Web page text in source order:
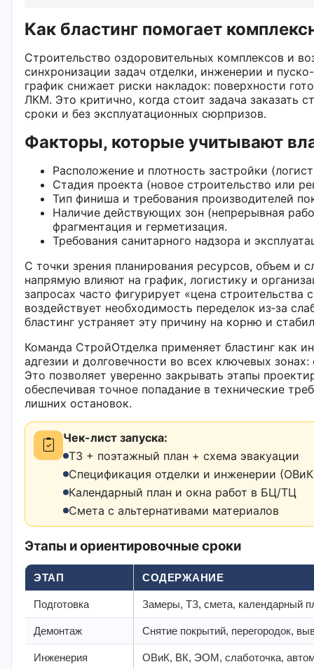
Как бластинг помогает
Строительство оздоровительных комплексов и
синхронизации задач отделки, инженерии и
график снижает риски накладок: поверхности
ЛКМ. Это критично, когда стоит задача заказать
сроки и без эксплуатационных сюрпризов.
Факторы, которые учитывают
Расположение и плотность застройки
Стадия проекта (новое строительство или
Тип финиша и требования производителей
Наличие действующих зон (непрерывная
фрагментация и герметизация.
Требования санитарного надзора и
С точки зрения планирования ресурсов, объем и
напрямую влияют на график, логистику и
запросах часто фигурирует «цена
воздействует необходимость переделок из‑за
бластинг устраняет эту причину на корню и
Команда СтройОтделка применяет бластинг как
адгезии и долговечности во всех ключевых
Это позволяет уверенно закрывать этапы
обеспечивая точное попадание в технические
лишних остановок.
Чек-лист запуска:
ТЗ + поэтажный план + схема эвакуации
Спецификация отделки и инженерии
Календарный план и окна работ в БЦ/ТЦ
Смета с альтернативами материалов
Этапы и ориентировочные сроки
ЭТАП СОДЕРЖАНИЕ
Подготовка Замеры, ТЗ, смета, календарный
Демонтаж Снятие покрытий, перегородок,
Инженерия ОВиК, ВК, ЭОМ, слаботочка,